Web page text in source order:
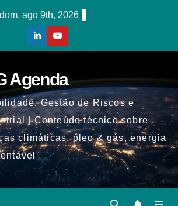
dom. ago 9th, 2026
Agenda
Gestão de Riscos e
| Conteúdo técnico sobre
climáticas, óleo & gás, energia